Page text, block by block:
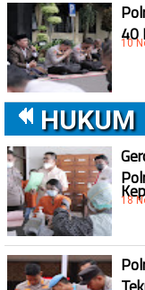
40
10
HUKUM
18